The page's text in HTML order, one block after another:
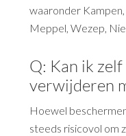
waaronder
Meppel, Wezep,
Q: Kan ik
verwijderen
Hoewel
steeds risicovol om